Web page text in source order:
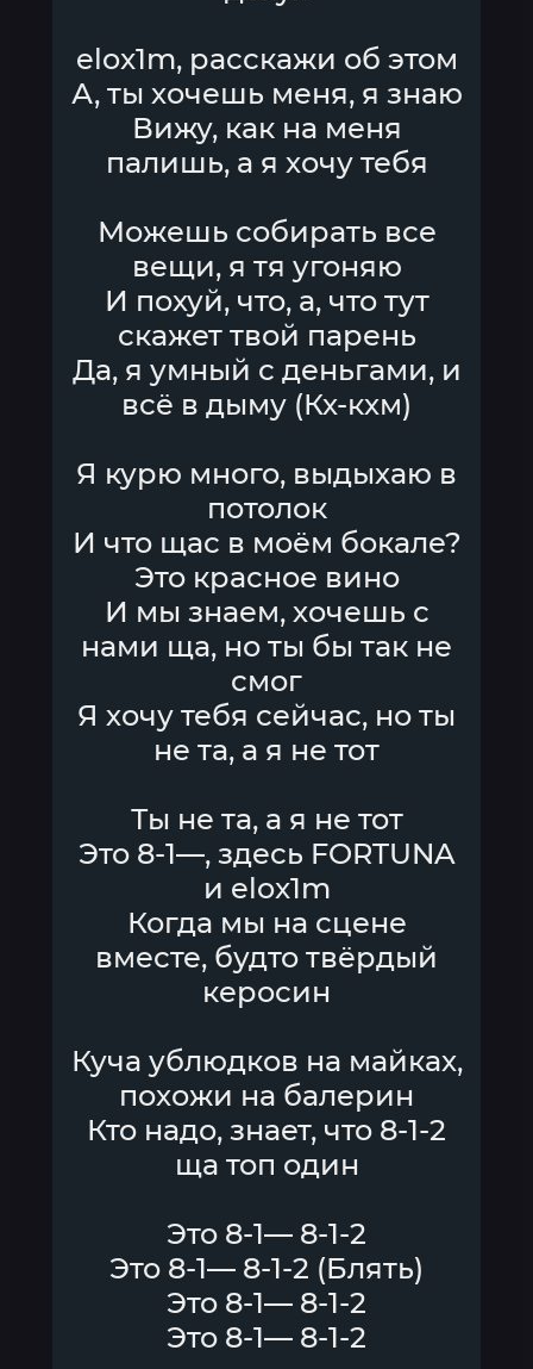
​elox1m, расскажи об этом
А, ты хочешь меня, я знаю
Вижу, как на меня
палишь, а я хочу тебя
Можешь собирать все
вещи, я тя угоняю
И похуй, что, а, что тут
скажет твой парень
Да, я умный с деньгами, и
всё в дыму (Кх-кхм)
Я курю много, выдыхаю в
потолок
И что щас в моём бокале?
Это красное вино
И мы знаем, хочешь с
нами ща, но ты бы так не
смог
Я хочу тебя сейчас, но ты
не та, а я не тот
Ты не та, а я не тот
Это 8-1—, здесь FORTUNA
и elox1m
Когда мы на сцене
вместе, будто твёрдый
керосин
Куча ублюдков на майках,
похожи на балерин
Кто надо, знает, что 8-1-2
ща топ один
Это 8-1— 8-1-2
Это 8-1— 8-1-2 (Блять)
Это 8-1— 8-1-2
Это 8-1— 8-1-2